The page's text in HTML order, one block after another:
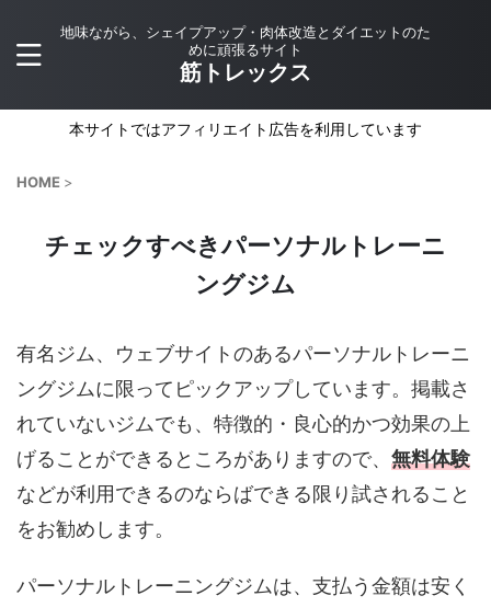
地味ながら、シェイプアップ・肉体改造とダイエットのた
めに頑張るサイト
筋トレックス
本サイトではアフィリエイト広告を利用しています
HOME >
チェックすべきパーソナルトレーニ
ングジム
有名ジム、ウェブサイトのあるパーソナルトレーニ
ングジムに限ってピックアップしています。掲載さ
れていないジムでも、特徴的・良心的かつ効果の上
げることができるところがありますので、 無料体験
などが利用できるのならばできる限り試されること
をお勧めします。
パーソナルトレーニングジムは、支払う金額は安く